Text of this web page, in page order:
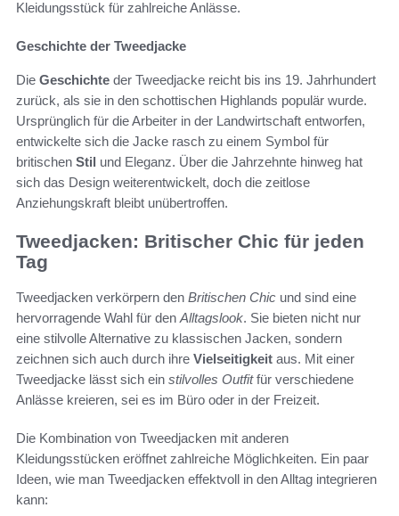
Kleidungsstück für zahlreiche Anlässe.
Geschichte der Tweedjacke
Die Geschichte der Tweedjacke reicht bis ins 19. Jahrhundert
zurück, als sie in den schottischen Highlands populär wurde.
Ursprünglich für die Arbeiter in der Landwirtschaft entworfen,
entwickelte sich die Jacke rasch zu einem Symbol für
britischen Stil und Eleganz. Über die Jahrzehnte hinweg hat
sich das Design weiterentwickelt, doch die zeitlose
Anziehungskraft bleibt unübertroffen.
Tweedjacken: Britischer Chic für jeden
Tag
Tweedjacken verkörpern den Britischen Chic und sind eine
hervorragende Wahl für den Alltagslook. Sie bieten nicht nur
eine stilvolle Alternative zu klassischen Jacken, sondern
zeichnen sich auch durch ihre Vielseitigkeit aus. Mit einer
Tweedjacke lässt sich ein stilvolles Outfitfür verschiedene
Anlässe kreieren, sei es im Büro oder in der Freizeit.
Die Kombination von Tweedjacken mit anderen
Kleidungsstücken eröffnet zahlreiche Möglichkeiten. Ein paar
Ideen, wie man Tweedjacken effektvoll in den Alltag integrieren
kann: